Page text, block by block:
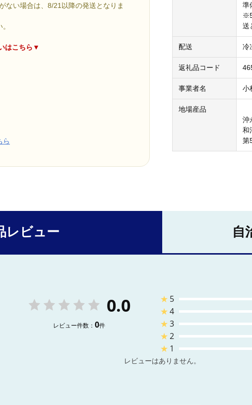
い場合は、8/21以降の発送となりま
はこちら▼
ら
準
送
配送 冷
返礼品コード
事業者名 小
地場産品
沖
和
第
レビュー 自
0.0
レビュー件数： 0件
★ 5
★4
★3
★2
★ 1
レビューはありません。